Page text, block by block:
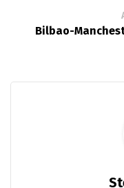
Bilbao-